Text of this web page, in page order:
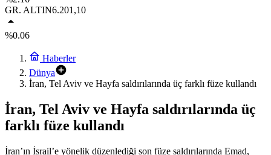
GR. ALTIN6.201,10
%0.06
Haberler
Dünya
İran, Tel Aviv ve Hayfa saldırılarında üç farklı füze kullandı
İran, Tel Aviv ve Hayfa saldırılarında üç
farklı füze kullandı
İran’ın İsrail’e yönelik düzenlediği son füze saldırılarında Emad,